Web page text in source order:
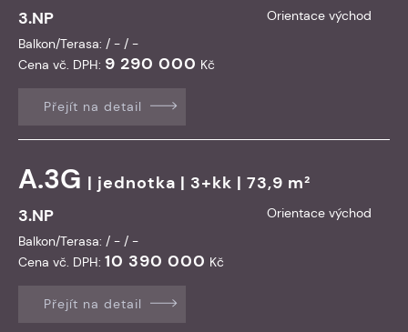
3.NP
Orientace východ
Balkon/Terasa: / - / -
Cena vč. DPH: 9 290 000 Kč
Přejít na detail
A.3G | jednotka | 3+kk | 73,9 m²
3.NP
Orientace východ
Balkon/Terasa: / - / -
Cena vč. DPH: 10 390 000 Kč
Přejít na detail